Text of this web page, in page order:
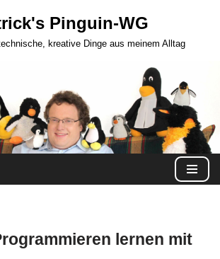
Pinguin-WG
kreative Dinge aus meinem Alltag
lernen mit